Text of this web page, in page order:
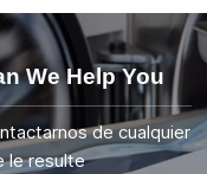
We Help You
de cualquier
le resulte